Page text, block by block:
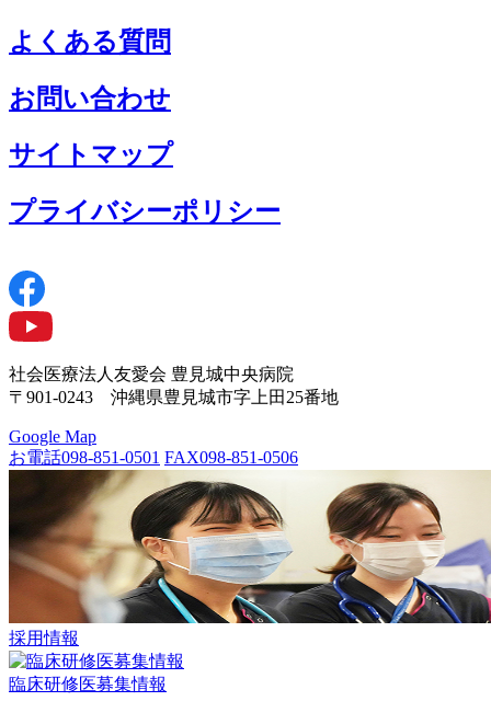
よくある質問
お問い合わせ
サイトマップ
プライバシーポリシー
社会医療法人友愛会 豊見城中央病院
〒901-0243 沖縄県豊見城市字上田25番地
Google Map
お電話098-851-0501 FAX098-851-0506
採用情報
臨床研修医募集情報